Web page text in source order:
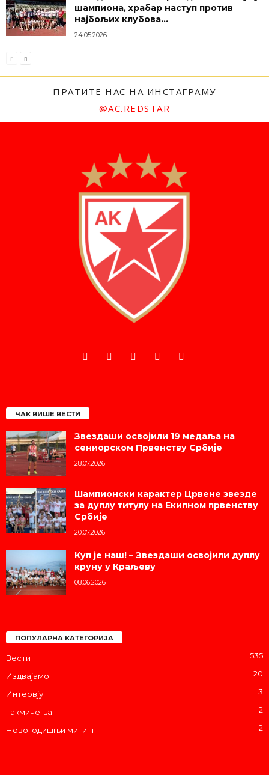
шампиона, храбар наступ против
најбољих клубова...
24.05.2026
ПРАТИТЕ НАС НА ИНСТАГРАМУ
@AC.REDSTAR
ЧАК ВИШЕ ВЕСТИ
Звездаши освојили 19 медаља на
сениорском Првенству Србије
28.07.2026
Шампионски карактер Црвене звезде
за дуплу титулу на Екипном првенству
Србије
20.07.2026
Куп је наш! – Звездаши освојили дуплу
круну у Краљеву
08.06.2026
ПОПУЛАРНА КАТЕГОРИЈА
Вести 535
Издвајамо 20
Интервју 3
Такмичења 2
Новогодишњи митинг 2